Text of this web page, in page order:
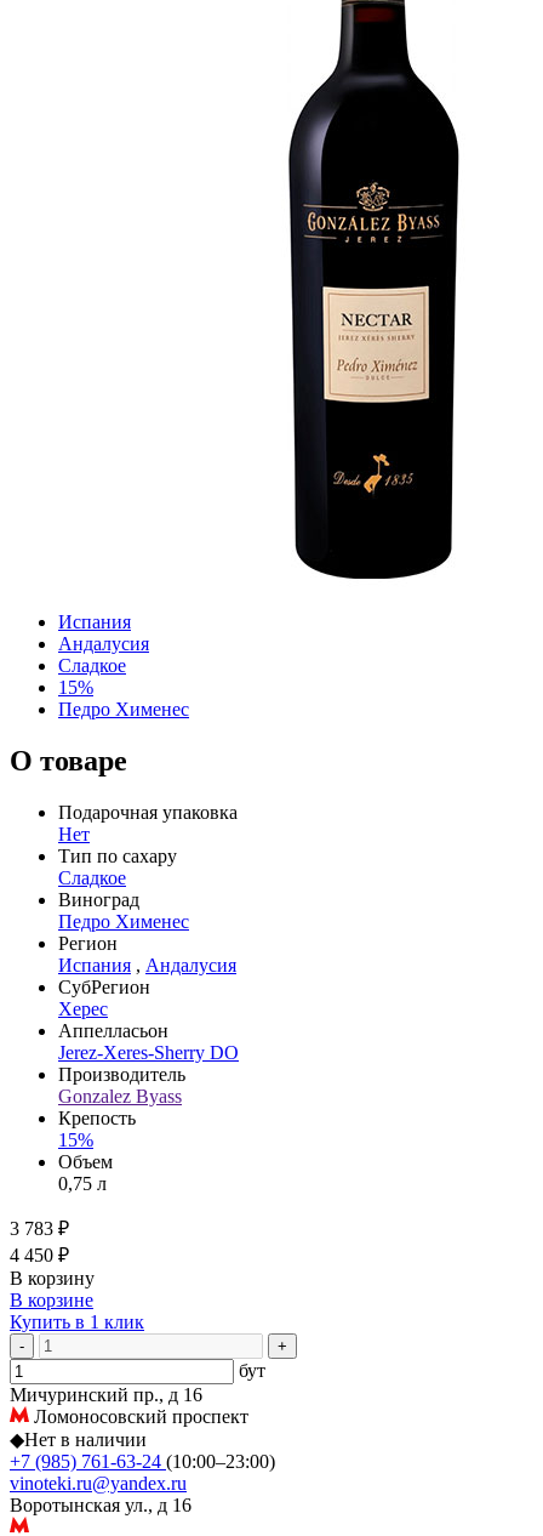
Испания
Андалусия
Сладкое
15%
Педро Хименес
О товаре
Подарочная упаковка
Нет
Тип по сахару
Сладкое
Виноград
Педро Хименес
Регион
Испания , Андалусия
СубРегион
Херес
Аппелласьон
Jerez-Xeres-Sherry DO
Производитель
Gonzalez Byass
Крепость
15%
Объем
0,75 л
3 783 ₽
4 450 ₽
В корзину
В корзине
Купить в 1 клик
- +
бут
Мичуринский пр., д 16
Ломоносовский проспект
◆Нет в наличии
+7 (985) 761-63-24 (10:00–23:00)
vinoteki.ru@yandex.ru
Воротынская ул., д 16